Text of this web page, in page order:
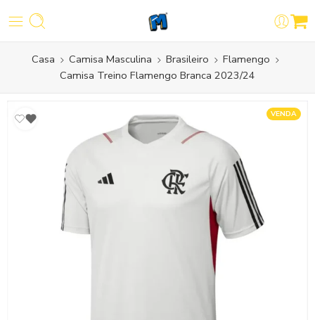
Casa Camisa Masculina Brasileiro
Flamengo
Camisa Treino Flamengo Branca 2023/24
VENDA